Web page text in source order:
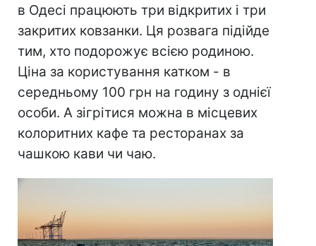
в Одесі працюють три відкритих і три
закритих ковзанки. Ця розвага підійде
тим, хто подорожує всією родиною.
Ціна за користування катком - в
середньому 100 грн на годину з однієї
особи. А зігрітися можна в місцевих
колоритних кафе та ресторанах за
чашкою кави чи чаю.